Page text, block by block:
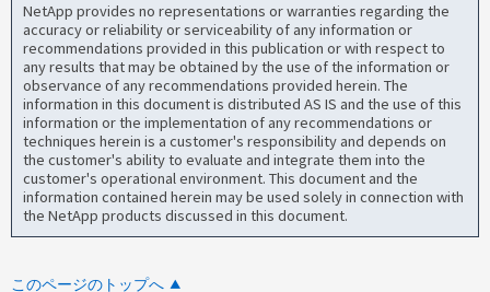
NetApp provides no representations or warranties regarding the
accuracy or reliability or serviceability of any information or
recommendations provided in this publication or with respect to
any results that may be obtained by the use of the information or
observance of any recommendations provided herein. The
information in this document is distributed AS IS and the use of this
information or the implementation of any recommendations or
techniques herein is a customer's responsibility and depends on
the customer's ability to evaluate and integrate them into the
customer's operational environment. This document and the
information contained herein may be used solely in connection with
the NetApp products discussed in this document.
このページのトップへ